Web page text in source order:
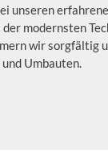
unseren
modernsten
wir sorgfältig
Umbauten.